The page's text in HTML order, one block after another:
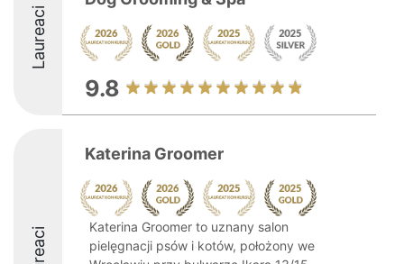
Laureaci
9.8
Katerina Groomer
Katerina Groomer to uznany salon
pielęgnacji psów i kotów, położony we